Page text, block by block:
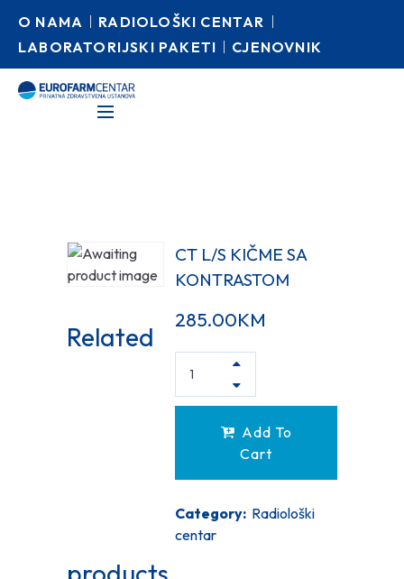
O NAMA
RADIOLOŠKI CENTAR
LABORATORIJSKI PAKETI
CJENOVNIK
CT L/S KIČME SA
KONTRASTOM
285.00KM
Add To
Cart
Category: Radiološki
centar
Related